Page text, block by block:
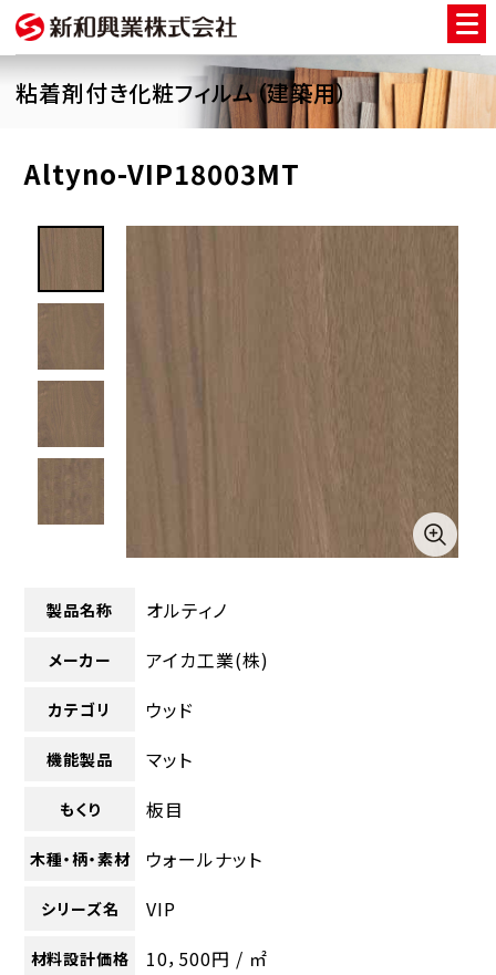
粘着剤付き化粧フィルム（建築用）
Altyno-VIP18003MT
製品名称 オルティノ
メーカー アイカ工業(株)
カテゴリ ウッド
機能製品 マット
もくり 板目
木種・柄・素材 ウォールナット
シリーズ名 VIP
材料設計価格 10，500円 / ㎡